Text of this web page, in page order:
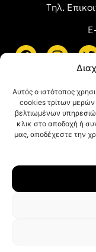
Αυτός ο ιστότοπος
cookies τρίτων μερών
βελτιωμένων
κλικ στο αποδοχή ή
μας, αποδέχεστε την
Tηλ.
© ΑΡΗΣ Α.Σ. All rights